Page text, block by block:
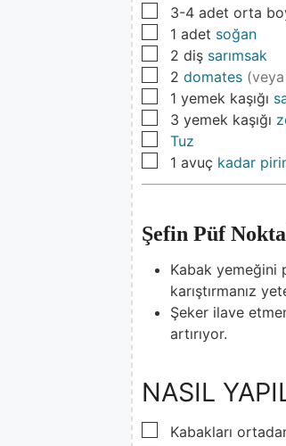
▢
3-4 adet orta
▢
1 adet soğan
▢
2 diş sarımsak
▢
2 domates
▢
1 yemek kaşığı
▢
3 yemek kaşığı
▢
Tuz
▢
1 avuç kadar
Şefin Püf
Kabak yemeğini
karıştırmanız
Şeker ilave
artırıyor.
NASIL
▢
Kabakları